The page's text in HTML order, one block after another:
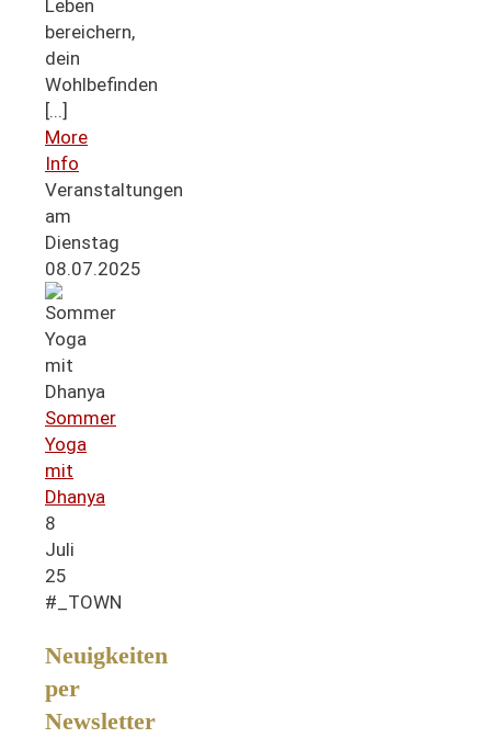
Leben
bereichern,
dein
Wohlbefinden
[...]
More
Info
Veranstaltungen
am
Dienstag
08.07.2025
Sommer
Yoga
mit
Dhanya
8
Juli
25
#_TOWN
Neuigkeiten
per
Newsletter